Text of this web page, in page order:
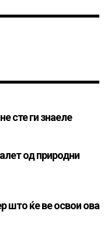
сте ги знаеле
од природни
што ќе ве освои ова